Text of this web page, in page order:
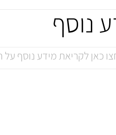
נוסף
כאן לקריאת מידע נוסף על